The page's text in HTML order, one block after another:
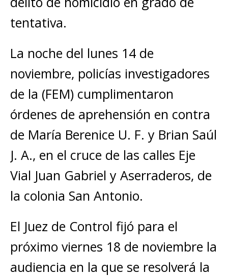
tentativa.
La noche del lunes 14 de
noviembre, policías investigadores
de la (FEM) cumplimentaron
órdenes de aprehensión en contra
de María Berenice U. F. y Brian Saúl
J. A., en el cruce de las calles Eje
Vial Juan Gabriel y Aserraderos, de
la colonia San Antonio.
El Juez de Control fijó para el
próximo viernes 18 de noviembre la
audiencia en la que se resolverá la